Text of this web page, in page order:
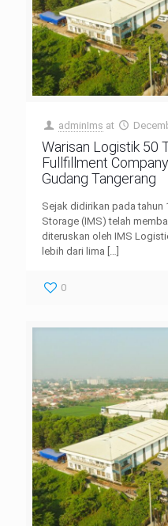
adminIms at
Warisan Logistik 50
Fullfillment
Gudang Tangerang
Sejak didirikan pada tahun
Storage (IMS) telah
diteruskan oleh IMS
lebih dari lima […]
0